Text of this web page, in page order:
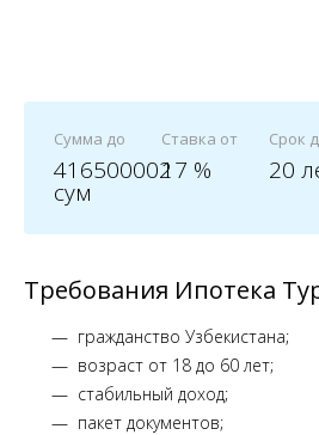
Сумма до
416500002
сум
Ставка от
17 %
Срок
20
Требования Ипотека
гражданство Узбекистана;
возраст от 18 до 60 лет;
стабильный доход;
пакет документов;